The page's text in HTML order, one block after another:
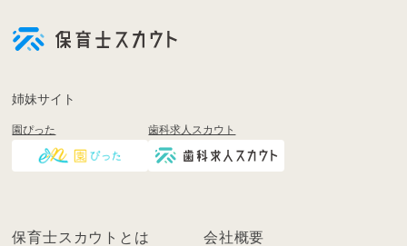
登
く
ン
姉妹サイト
園ぴった 歯科求人スカウト
保育士スカウトとは 会社概要